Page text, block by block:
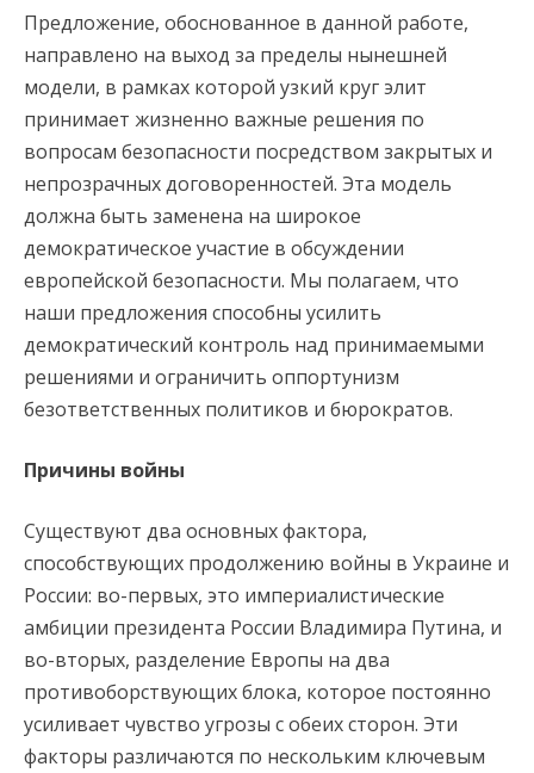
Предложение, обоснованное в данной работе,
направлено на выход за пределы нынешней
модели, в рамках которой узкий круг элит
принимает жизненно важные решения по
вопросам безопасности посредством закрытых и
непрозрачных договоренностей. Эта модель
должна быть заменена на широкое
демократическое участие в обсуждении
европейской безопасности. Мы полагаем, что
наши предложения способны усилить
демократический контроль над принимаемыми
решениями и ограничить оппортунизм
безответственных политиков и бюрократов.
Причины войны
Существуют два основных фактора,
способствующих продолжению войны в Украине и
России: во-первых, это империалистические
амбиции президента России Владимира Путина, и
во-вторых, разделение Европы на два
противоборствующих блока, которое постоянно
усиливает чувство угрозы с обеих сторон. Эти
факторы различаются по нескольким ключевым